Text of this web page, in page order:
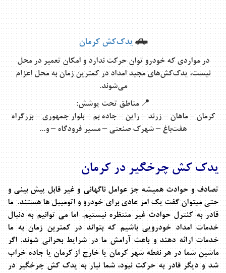
🛻 یدک‌کش کرمان
در مواردی که خودرو توان حرکت ندارد و امکان تعمیر در محل
نیست، یدک‌کش‌های مجید امداد در کمترین زمان به محل اعزام
می‌شوند.
📍 مناطق تحت پوشش:
کرمان – ماهان – زرند – راین – جاده بم – بلوار جمهوری – بزرگراه
هفت‌باغ – شهرک صنعتی – مسیر فرودگاه – و...
یدک کش چرخگیر در کرمان
تصادف و حوادث همیشه جز عوامل ناگهانی و غیر قابل پیش بینی و
حتی میتوان گفت یک امر عادی برای خودرو و اتومبیل ها هستند. ما
قادر به کنترل حوادث غیر منتظره نیستیم. اما می توانیم به دنبال
خدمات امداد خودرویی باشیم که بتواند در کمترین زمان به ما
خدمات ارائه دهند و باعث آرامش ما در شرایط بحرانی شوند. اگر
ماشین شما در هر نقطه شهر کرمان یا خارج از کرمان یا جاده خراب
شد و دیگر قادر به حرکت نبود، شما نیار به یدک کش چرخگیر در